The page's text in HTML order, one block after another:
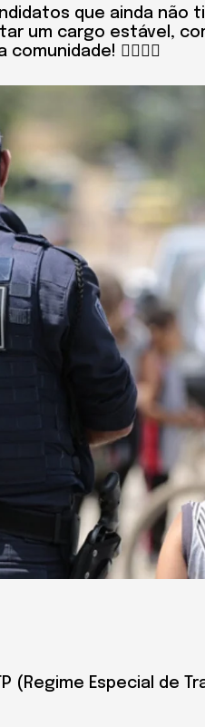
que ainda não
um cargo estável,
👮‍♂️👮‍♀️
(Regime Especial de